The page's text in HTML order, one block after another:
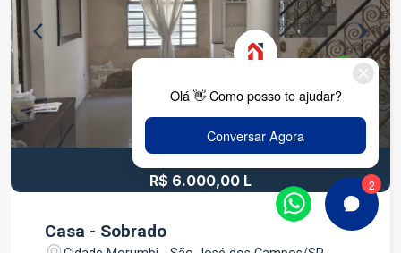
quiosques para momentos de descanso. Para as
crianças: 2 áreas de playground completas e
Apenas 6 minutos do Centro de Jacareí - SP A 3
minutos do Supermercado Shibata Facilidade de
acesso: a 800m da Rod. Dom Pedro I, 1,5 km da
Rod. Ayrton Senna e 2 km da Rod. Presidente
Documentação 100% em ordem: Terreno quitado,
escriturado, com registro de imóveis e todas as
taxas e impostos em dia. Pronto para
transferência imediata! Não perca essa
R$ 6.000,00 L
Casa - Sobrado